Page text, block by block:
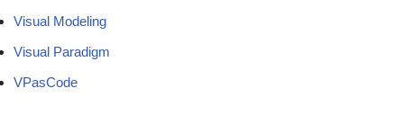
Visual Modeling
Visual Paradigm
VPasCode